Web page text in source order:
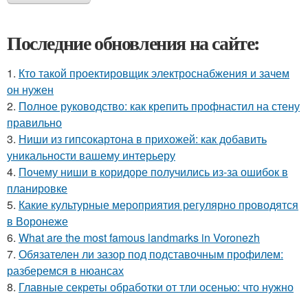
Последние обновления на сайте:
1. Кто такой проектировщик электроснабжения и зачем
он нужен
2. Полное руководство: как крепить профнастил на стену
правильно
3. Ниши из гипсокартона в прихожей: как добавить
уникальности вашему интерьеру
4. Почему ниши в коридоре получились из-за ошибок в
планировке
5. Какие культурные мероприятия регулярно проводятся
в Воронеже
6. What are the most famous landmarks in Voronezh
7. Обязателен ли зазор под подставочным профилем:
разберемся в нюансах
8. Главные секреты обработки от тли осенью: что нужно